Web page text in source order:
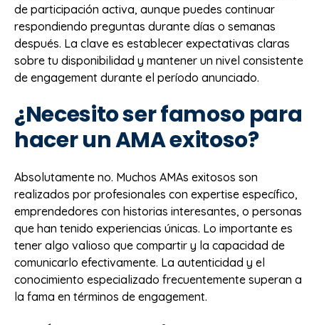
de participación activa, aunque puedes continuar
respondiendo preguntas durante días o semanas
después. La clave es establecer expectativas claras
sobre tu disponibilidad y mantener un nivel consistente
de engagement durante el período anunciado.
¿Necesito ser famoso para
hacer un AMA exitoso?
Absolutamente no. Muchos AMAs exitosos son
realizados por profesionales con expertise específico,
emprendedores con historias interesantes, o personas
que han tenido experiencias únicas. Lo importante es
tener algo valioso que compartir y la capacidad de
comunicarlo efectivamente. La autenticidad y el
conocimiento especializado frecuentemente superan a
la fama en términos de engagement.